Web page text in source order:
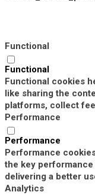
Functional
Functional
Functional cookies
like sharing the
platforms, collect
Performance
Performance
Performance
the key
delivering a better
Analytics